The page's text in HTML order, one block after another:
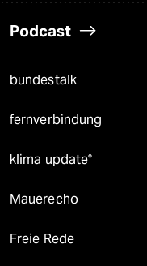
Podcast
bundestalk
fernverbindung
klima update°
Mauerecho
Freie Rede